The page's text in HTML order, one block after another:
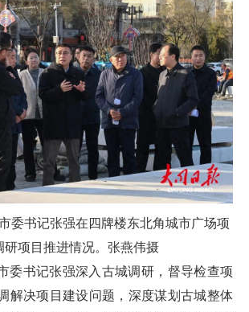
委书记张强在四牌楼东北角城市广场项
研项目推进情况。张燕伟摄
委书记张强深入古城调研，督导检查项
解决项目建设问题，深度谋划古城整体